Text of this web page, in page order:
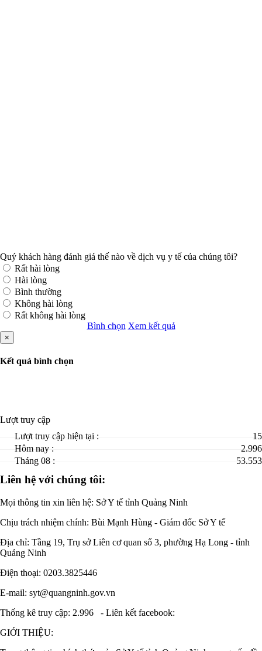
Quý khách hàng đánh giá thế nào về dịch vụ y tế của chúng tôi?
Rất hài lòng
Hài lòng
Bình thường
Không hài lòng
Rất không hài lòng
Bình chọn Xem kết quả
×
Kết quả bình chọn
Lượt truy cập
Lượt truy cập hiện tại :
15
Hôm nay :
2.996
Tháng 08 :
53.553
Liên hệ với chúng tôi:
Mọi thông tin xin liên hệ: Sở Y tế tỉnh Quảng Ninh
Chịu trách nhiệm chính: Bùi Mạnh Hùng - Giám đốc Sở Y tế
Địa chỉ: Tầng 19, Trụ sở Liên cơ quan số 3, phường Hạ Long - tỉnh
Quảng Ninh
Điện thoại: 0203.3825446
E-mail: syt@quangninh.gov.vn
Thống kê truy cập: 2.996
- Liên kết facebook:
GIỚI THIỆU: